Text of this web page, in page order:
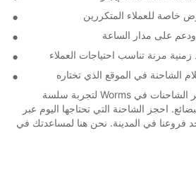
خاصة للعملاء المتكررين
على مدار الساعة
زمنية مرنة تناسب احتياجات العملاء
الشاحنة في الموقع الذي تختاره
اختر Europcar لخدمة تأجير الشاحنات في Worms لتجربة سلسة
احجز الشاحنة التي تحتاجها اليوم عبر
فروعنا في المدينة. نحن هنا لمساعدتك في